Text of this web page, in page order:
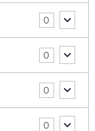
0
0
0
0